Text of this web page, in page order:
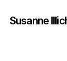
Susanne